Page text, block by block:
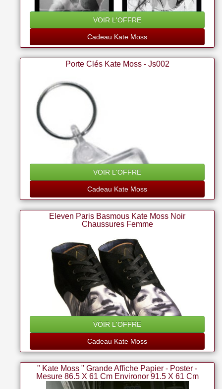
VOIR L'OFFRE
Cadeau Kate Moss
Porte Clés Kate Moss - Js002
VOIR L'OFFRE
Cadeau Kate Moss
Eleven Paris Basmous Kate Moss Noir
Chaussures Femme
VOIR L'OFFRE
Cadeau Kate Moss
" Kate Moss " Grande Affiche Papier - Poster -
Mesure 86.5 X 61 Cm Environor 91.5 X 61 Cm
Environ